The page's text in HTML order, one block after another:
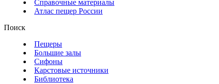
Справочные материалы
Атлас пещер России
Поиск
Пещеры
Большие залы
Сифоны
Карстовые источники
Библиотека